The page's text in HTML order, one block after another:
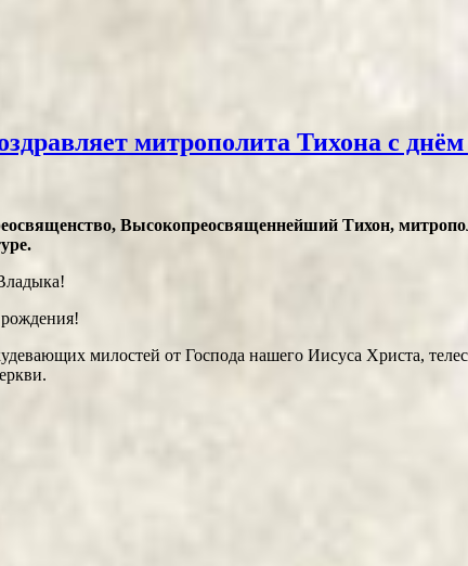
митрополита Тихона с
Высокопреосвященнейший Тихон,
милостей от Господа нашего Иисуса Христа,